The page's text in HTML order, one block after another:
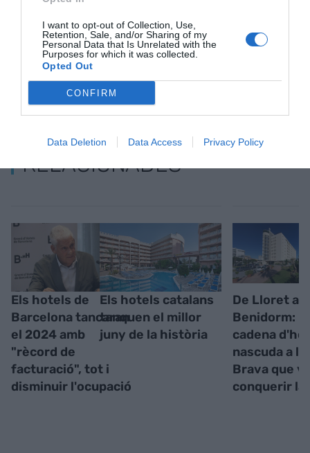
I want to opt-out of Collection, Use,
Retention, Sale, and/or Sharing of my
Personal Data that Is Unrelated with the
Purposes for which it was collected.
Opted Out
CONFIRM
Data Deletion Data Access Privacy Policy
RELACIONADES
Els hotels de
Barcelona tancaran
el 2024 amb
"rècord de
facturació", tot i
disminuir l'ocupació
Els hotels catalans
tanquen el millor
juny de la història
De Lloret a
Benidorm: la
cadena
nascuda a la
Brava que
conquerir la